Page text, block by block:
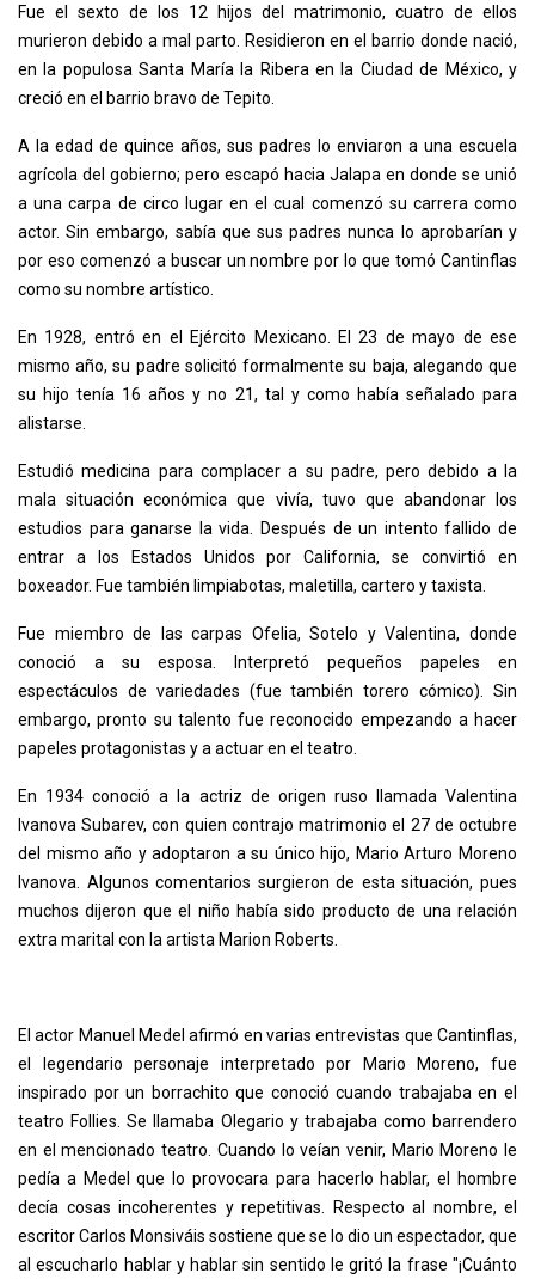
Fue el sexto de los 12 hijos del matrimonio, cuatro de ellos
murieron debido a mal parto. Residieron en el barrio donde nació,
en la populosa Santa María la Ribera en la Ciudad de México, y
creció en el barrio bravo de Tepito.
A la edad de quince años, sus padres lo enviaron a una escuela
agrícola del gobierno; pero escapó hacia Jalapa en donde se unió
a una carpa de circo lugar en el cual comenzó su carrera como
actor. Sin embargo, sabía que sus padres nunca lo aprobarían y
por eso comenzó a buscar un nombre por lo que tomó Cantinflas
como su nombre artístico.
En 1928, entró en el Ejército Mexicano. El 23 de mayo de ese
mismo año, su padre solicitó formalmente su baja, alegando que
su hijo tenía 16 años y no 21, tal y como había señalado para
alistarse.
Estudió medicina para complacer a su padre, pero debido a la
mala situación económica que vivía, tuvo que abandonar los
estudios para ganarse la vida. Después de un intento fallido de
entrar a los Estados Unidos por California, se convirtió en
boxeador. Fue también limpiabotas, maletilla, cartero y taxista.
Fue miembro de las carpas Ofelia, Sotelo y Valentina, donde
conoció a su esposa. Interpretó pequeños papeles en
espectáculos de variedades (fue también torero cómico). Sin
embargo, pronto su talento fue reconocido empezando a hacer
papeles protagonistas y a actuar en el teatro.
En 1934 conoció a la actriz de origen ruso llamada Valentina
Ivanova Subarev, con quien contrajo matrimonio el 27 de octubre
del mismo año y adoptaron a su único hijo, Mario Arturo Moreno
Ivanova. Algunos comentarios surgieron de esta situación, pues
muchos dijeron que el niño había sido producto de una relación
extra marital con la artista Marion Roberts.
El actor Manuel Medel afirmó en varias entrevistas que Cantinflas,
el legendario personaje interpretado por Mario Moreno, fue
inspirado por un borrachito que conoció cuando trabajaba en el
teatro Follies. Se llamaba Olegario y trabajaba como barrendero
en el mencionado teatro. Cuando lo veían venir, Mario Moreno le
pedía a Medel que lo provocara para hacerlo hablar, el hombre
decía cosas incoherentes y repetitivas. Respecto al nombre, el
escritor Carlos Monsiváis sostiene que se lo dio un espectador, que
al escucharlo hablar y hablar sin sentido le gritó la frase "¡Cuánto